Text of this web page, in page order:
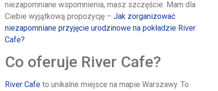
niezapomniane wspomnienia, masz szczęście. Mam dla
Ciebie wyjątkową propozycję – Jak zorganizować
niezapomniane przyjęcie urodzinowe na pokładzie River
Cafe?
Co oferuje River Cafe?
River Cafe to unikalne miejsce na mapie Warszawy. To